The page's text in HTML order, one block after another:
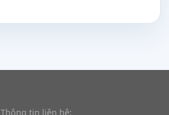
Thông tin liên hệ: